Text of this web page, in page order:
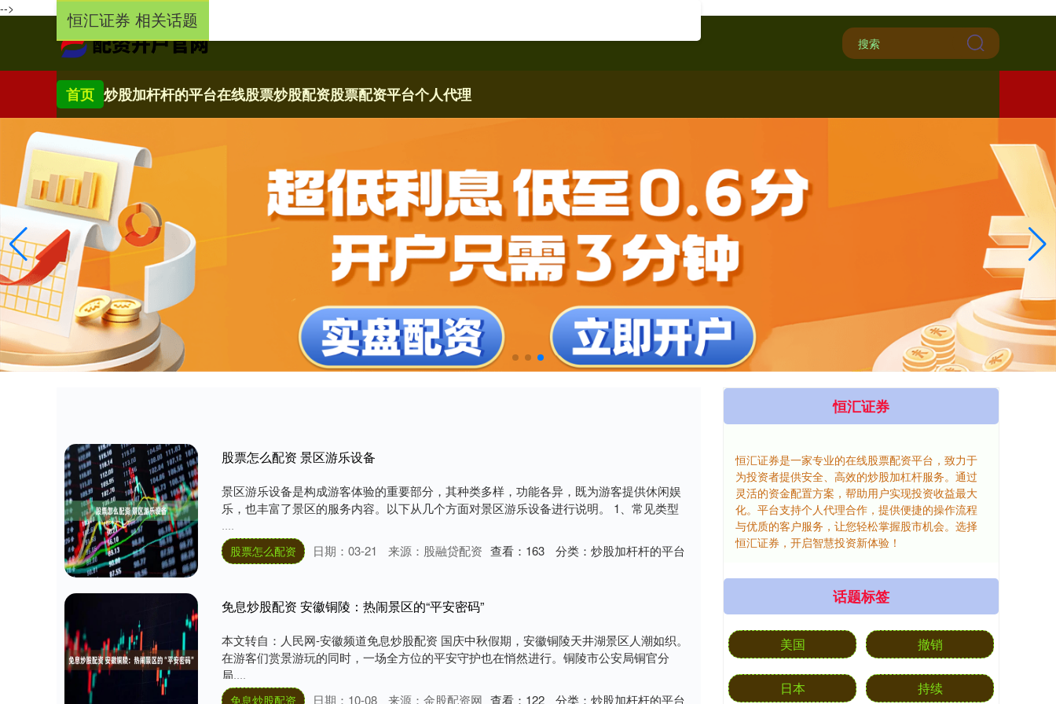
-->
首页 炒股加杆杆的平台在线股票炒股配资股票配资平台个人代理
恒汇证券 相关话题
股票怎么配资 景区游乐设备
景区游乐设备是构成游客体验的重要部分，其种类多样，功能各异，既为游客提供休闲娱
乐，也丰富了景区的服务内容。以下从几个方面对景区游乐设备进行说明。 1、常见类型
....
股票怎么配资 日期：03-21 来源：股融贷配资 查看： 163 分类： 炒股加杆杆的平台
免息炒股配资 安徽铜陵：热闹景区的“平安密码”
本文转自：人民网-安徽频道免息炒股配资 国庆中秋假期，安徽铜陵天井湖景区人潮如织。
在游客们赏景游玩的同时，一场全方位的平安守护也在悄然进行。铜陵市公安局铜官分
局....
免息炒股配资 日期：10-08 来源：金股配资网 查看： 122 分类： 炒股加杆杆的平台
恒汇证券
恒汇证券是一家专业的在线股票配资平台，致力于
为投资者提供安全、高效的炒股加杠杆服务。通过
灵活的资金配置方案，帮助用户实现投资收益最大
化。平台支持个人代理合作，提供便捷的操作流程
与优质的客户服务，让您轻松掌握股市机会。选择
恒汇证券，开启智慧投资新体验！
话题标签
美国 撤销
日本 持续